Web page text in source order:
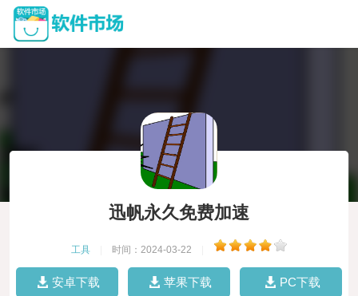
迅帆永久免费加速
工具 时间：2024-03-22
安卓下载 苹果下载 PC下载